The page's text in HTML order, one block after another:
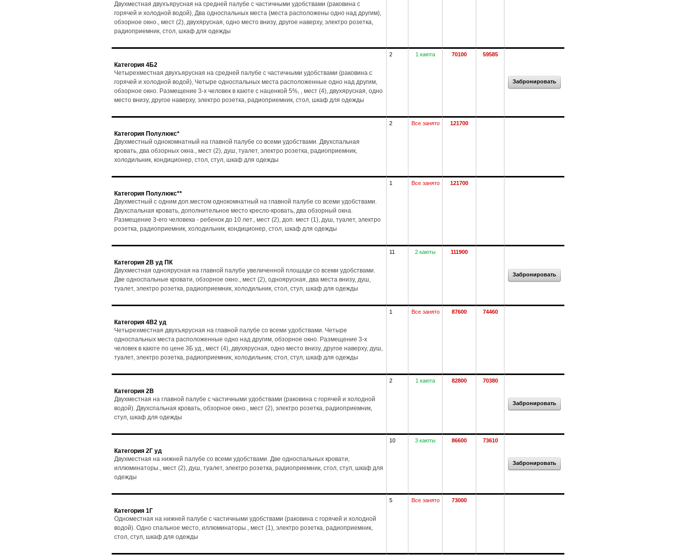
Двухместная двухъярусная на средней палубе с частичными удобствами (раковина с
горячей и холодной водой), Два односпальных места (места расположены одно над другим),
обзорное окно., мест (2), двухярусная, одно место внизу, другое наверху, электро розетка,
радиоприемник, стол, шкаф для одежды
Категория 4Б2
Четырехместная двухъярусная на средней палубе с частичными удобствами (раковина с
горячей и холодной водой), Четыре односпальных места расположенные одно над другим,
обзорное окно. Размещение 3-х человек в каюте с наценкой 5%, , мест (4), двухярусная, одно
место внизу, другое наверху, электро розетка, радиоприемник, стол, шкаф для одежды
2 1 каюта 70100 59585
Забронировать
Категория Полулюкс*
Двухместный однокомнатный на главной палубе со всеми удобствами. Двухспальная
кровать, два обзорных окна., мест (2), душ, туалет, электро розетка, радиоприемник,
холодильник, кондиционер, стол, стул, шкаф для одежды
2 Все занято 121700
Категория Полулюкс**
Двухместный с одним доп.местом однокомнатный на главной палубе со всеми удобствами.
Двухспальная кровать, дополнительное место кресло-кровать, два обзорный окна.
Размещение 3-его человека - ребенок до 10 лет., мест (2), доп. мест (1), душ, туалет, электро
розетка, радиоприемник, холодильник, кондиционер, стол, шкаф для одежды
1 Все занято 121700
Категория 2В уд ПК
Двухместная одноярусная на главной палубе увеличенной площади со всеми удобствами.
Две односпальные кровати, обзорное окно., мест (2), одноярусная, два места внизу, душ,
туалет, электро розетка, радиоприемник, холодильник, стол, стул, шкаф для одежды
11 2 каюты 111900
Забронировать
Категория 4В2 уд
Четырехместная двухъярусная на главной палубе со всеми удобствами. Четыре
односпальных места расположенные одно над другим, обзорное окно. Размещение 3-х
человек в каюте по цене 3Б уд., мест (4), двухярусная, одно место внизу, другое наверху, душ,
туалет, электро розетка, радиоприемник, холодильник, стол, стул, шкаф для одежды
1 Все занято 87600 74460
Категория 2В
Двухместная на главной палубе с частичными удобствами (раковина с горячей и холодной
водой). Двухспальная кровать, обзорное окно., мест (2), электро розетка, радиоприемник,
стул, шкаф для одежды
2 1 каюта 82800 70380
Забронировать
Категория 2Г уд
Двухместная на нижней палубе со всеми удобствами. Две односпальных кровати,
иллюминаторы., мест (2), душ, туалет, электро розетка, радиоприемник, стол, стул, шкаф для
одежды
10 3 каюты 86600 73610
Забронировать
Категория 1Г
Одноместная на нижней палубе с частичными удобствами (раковина с горячей и холодной
водой). Одно спальное место, иллюминаторы., мест (1), электро розетка, радиоприемник,
стол, стул, шкаф для одежды
5 Все занято 73000